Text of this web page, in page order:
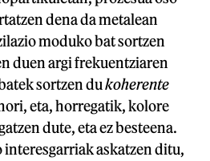
dena da metalean
moduko bat sortzen
duen argi frekuentziaren
sortzen dukoherente
eta, horregatik, kolore
dute, eta ez besteena.
askatzen ditu,